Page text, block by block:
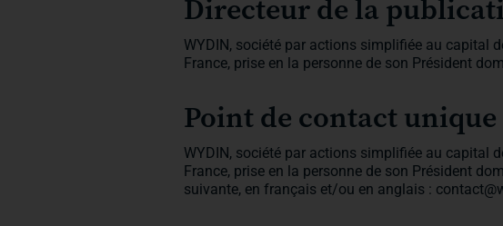
Directeur de la
WYDIN, société par actions simplifiée au capital
France, prise en la personne de son Président
Point de contact unique
WYDIN, société par actions simplifiée au capital
France, prise en la personne de son Président
suivante, en français et/ou en anglais :